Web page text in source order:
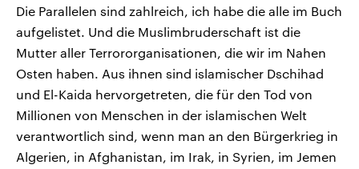
Die Parallelen sind zahlreich, ich habe die alle im Buch
aufgelistet. Und die Muslimbruderschaft ist die
Mutter aller Terrororganisationen, die wir im Nahen
Osten haben. Aus ihnen sind islamischer Dschihad
und El-Kaida hervorgetreten, die für den Tod von
Millionen von Menschen in der islamischen Welt
verantwortlich sind, wenn man an den Bürgerkrieg in
Algerien, in Afghanistan, im Irak, in Syrien, im Jemen